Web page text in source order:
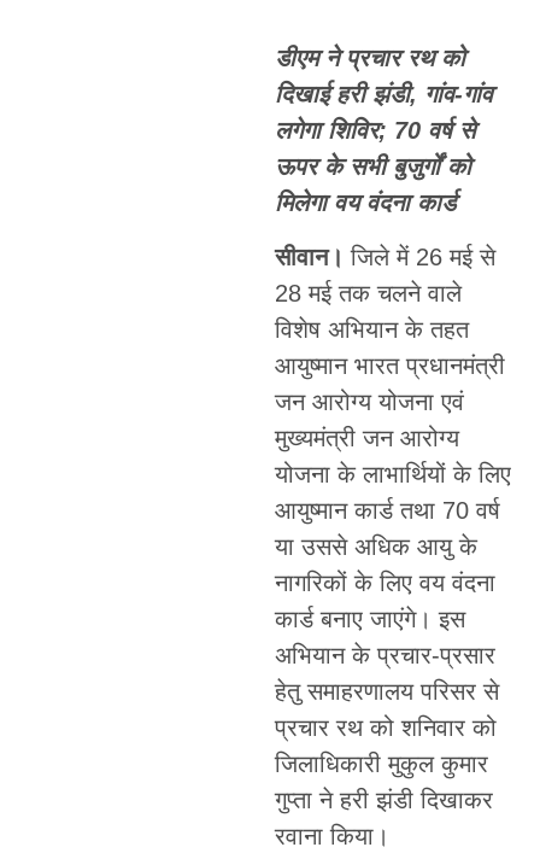
डीएम ने प्रचार रथ को
दिखाई हरी झंडी, गांव-गांव
लगेगा शिविर; 70 वर्ष से
ऊपर के सभी बुजुर्गों को
मिलेगा वय वंदना कार्ड
सीवान। जिले में 26 मई से
28 मई तक चलने वाले
विशेष अभियान के तहत
आयुष्मान भारत प्रधानमंत्री
जन आरोग्य योजना एवं
मुख्यमंत्री जन आरोग्य
योजना के लाभार्थियों के लिए
आयुष्मान कार्ड तथा 70 वर्ष
या उससे अधिक आयु के
नागरिकों के लिए वय वंदना
कार्ड बनाए जाएंगे। इस
अभियान के प्रचार-प्रसार
हेतु समाहरणालय परिसर से
प्रचार रथ को शनिवार को
जिलाधिकारी मुकुल कुमार
गुप्ता ने हरी झंडी दिखाकर
रवाना किया।